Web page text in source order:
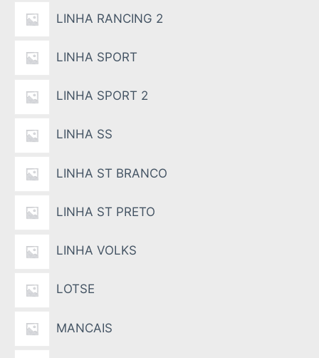
LINHA RANCING 2
LINHA SPORT
LINHA SPORT 2
LINHA SS
LINHA ST BRANCO
LINHA ST PRETO
LINHA VOLKS
LOTSE
MANCAIS